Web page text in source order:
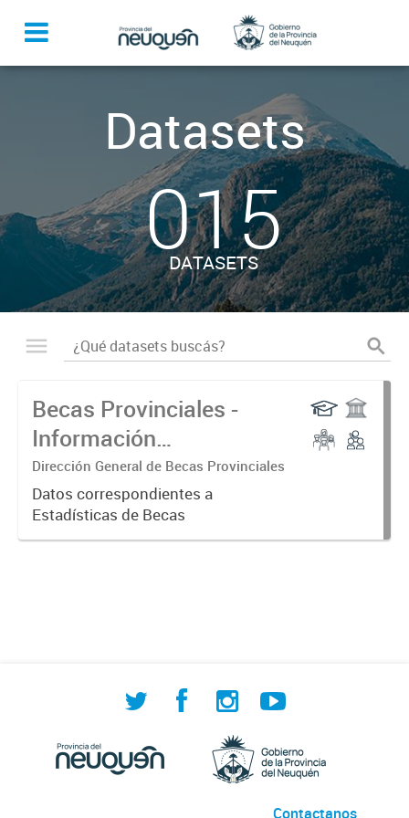
Datasets
015
DATASETS
Becas Provinciales -
Información
Consolidada
Dirección General de Becas Provinciales
Datos correspondientes a
Estadísticas de Becas
Contactanos